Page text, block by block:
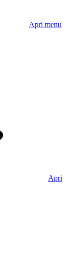
Apri menu
Apri